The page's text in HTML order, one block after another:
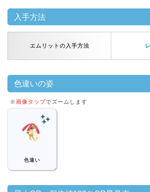
入手方法
エムリットの入手方法
色違いの姿
※画像タップでズームします
色違い